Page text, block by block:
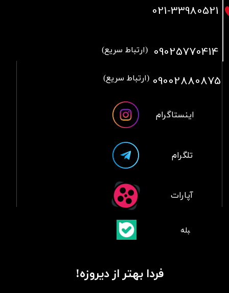
021-33980521
09025770414 (ارتباط سریع)
09002880875 (ارتباط سریع)
فردا بهتر از دیروزه!
آپارات
تلگرام
اینستاگرام
​بلبله​​​​​​​بله